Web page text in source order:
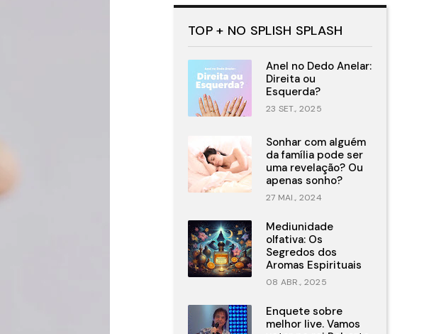
TOP + NO SPLISH SPLASH
Anel no Dedo Anelar:
Direita ou
Esquerda?
23 SET., 2025
Sonhar com alguém
da família pode ser
uma revelação? Ou
apenas sonho?
27 MAI., 2024
Mediunidade
olfativa: Os
Segredos dos
Aromas Espirituais
08 ABR., 2025
Enquete sobre
melhor live. Vamos